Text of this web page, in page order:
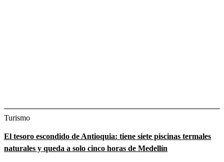
Turismo
El tesoro escondido de Antioquia: tiene siete piscinas termales
naturales y queda a solo cinco horas de Medellín